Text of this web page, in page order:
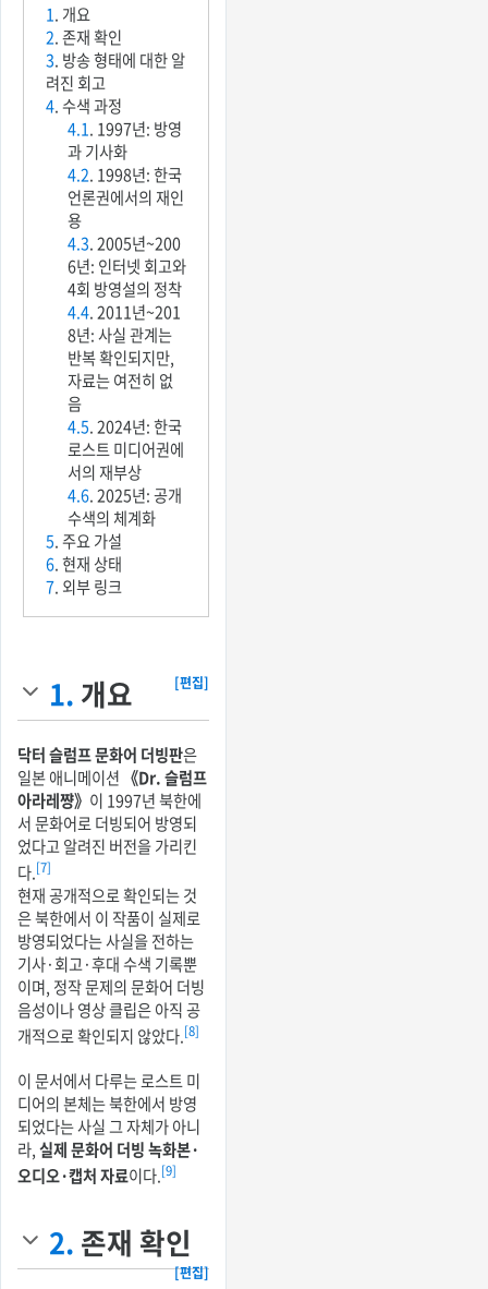
1. 개요
2. 존재 확인
3. 방송 형태에 대한 알
려진 회고
4. 수색 과정
4.1. 1997년: 방영
과 기사화
4.2. 1998년: 한국
언론권에서의 재인
용
4.3. 2005년~200
6년: 인터넷 회고와
4회 방영설의 정착
4.4. 2011년~201
8년: 사실 관계는
반복 확인되지만,
자료는 여전히 없
음
4.5. 2024년: 한국
로스트 미디어권에
서의 재부상
4.6. 2025년: 공개
수색의 체계화
5. 주요 가설
6. 현재 상태
7. 외부 링크
1. 개요 [편집]
닥터 슬럼프 문화어 더빙판은
일본 애니메이션 《Dr. 슬럼프
아라레쨩》 이 1997년 북한에
서 문화어로 더빙되어 방영되
었다고 알려진 버전을 가리킨
다.[7]
현재 공개적으로 확인되는 것
은 북한에서 이 작품이 실제로
방영되었다는 사실을 전하는
기사·회고·후대 수색 기록뿐
이며, 정작 문제의 문화어 더빙
음성이나 영상 클립은 아직 공
개적으로 확인되지 않았다.[8]
이 문서에서 다루는 로스트 미
디어의 본체는 북한에서 방영
되었다는 사실 그 자체가 아니
라,실제 문화어 더빙 녹화본·
오디오·캡처 자료이다.[9]
2. 존재 확인
[편집]